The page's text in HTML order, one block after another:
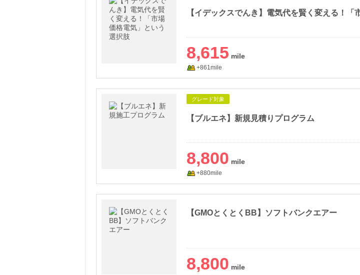
8,615
+861mile
グレード対象
【ブルエネ】新規見積りプログラム
8,800
+880mile
【GMOとくとくBB】ソフトバンクエアー
8,800